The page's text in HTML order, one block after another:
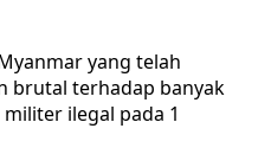
yang telah
brutal terhadap banyak
ilegal pada 1